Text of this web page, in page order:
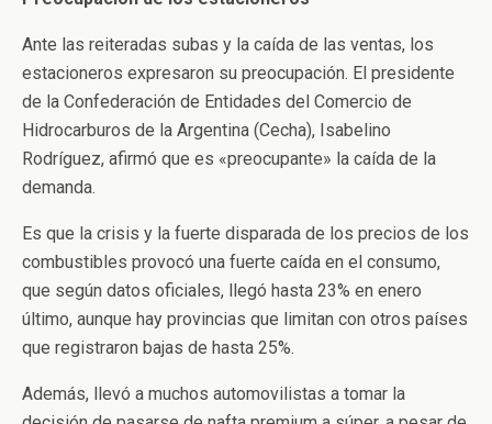
Ante las reiteradas subas y la caída de las ventas, los
estacioneros expresaron su preocupación. El presidente
de la Confederación de Entidades del Comercio de
Hidrocarburos de la Argentina (Cecha), Isabelino
Rodríguez, afirmó que es «preocupante» la caída de la
demanda.
Es que la crisis y la fuerte disparada de los precios de los
combustibles provocó una fuerte caída en el consumo,
que según datos oficiales, llegó hasta 23% en enero
último, aunque hay provincias que limitan con otros países
que registraron bajas de hasta 25%.
Además, llevó a muchos automovilistas a tomar la